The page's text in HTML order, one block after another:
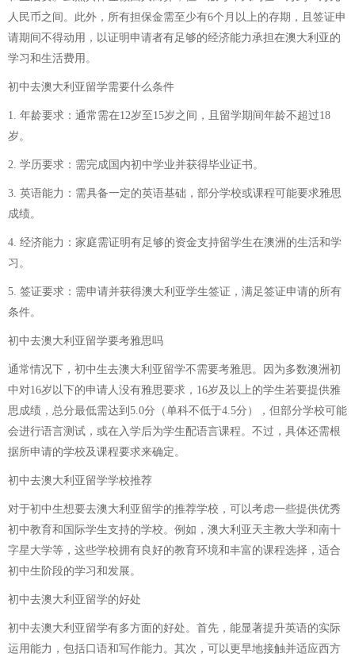
人民币之间。此外，所有担保金需至少有6个月以上的存期，且签证申
请期间不得动用，以证明申请者有足够的经济能力承担在澳大利亚的
学习和生活费用。
初中去澳大利亚留学需要什么条件
1. 年龄要求：通常需在12岁至15岁之间，且留学期间年龄不超过18
岁。
2. 学历要求：需完成国内初中学业并获得毕业证书。
3. 英语能力：需具备一定的英语基础，部分学校或课程可能要求雅思
成绩。
4. 经济能力：家庭需证明有足够的资金支持留学生在澳洲的生活和学
习。
5. 签证要求：需申请并获得澳大利亚学生签证，满足签证申请的所有
条件。
初中去澳大利亚留学要考雅思吗
通常情况下，初中生去澳大利亚留学不需要考雅思。因为多数澳洲初
中对16岁以下的申请人没有雅思要求，16岁及以上的学生若要提供雅
思成绩，总分最低需达到5.0分（单科不低于4.5分），但部分学校可能
会进行语言测试，或在入学后为学生配语言课程。不过，具体还需根
据所申请的学校及课程要求来确定。
初中去澳大利亚留学学校推荐
对于初中生想要去澳大利亚留学的推荐学校，可以考虑一些提供优秀
初中教育和国际学生支持的学校。例如，澳大利亚天主教大学和南十
字星大学等，这些学校拥有良好的教育环境和丰富的课程选择，适合
初中生阶段的学习和发展。
初中去澳大利亚留学的好处
初中去澳大利亚留学有多方面的好处。首先，能显著提升英语的实际
运用能力，包括口语和写作能力。其次，可以更早地接触并适应西方